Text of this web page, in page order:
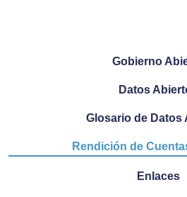
Gobierno
Datos
Glosario de Datos
Rendición de
Enlaces